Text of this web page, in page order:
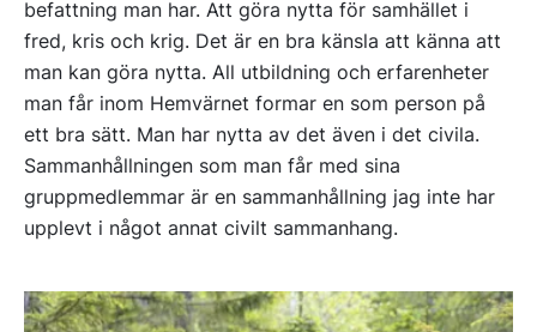
befattning man har. Att göra nytta för samhället i
fred, kris och krig. Det är en bra känsla att känna att
man kan göra nytta. All utbildning och erfarenheter
man får inom Hemvärnet formar en som person på
ett bra sätt. Man har nytta av det även i det civila.
Sammanhållningen som man får med sina
gruppmedlemmar är en sammanhållning jag inte har
upplevt i något annat civilt sammanhang.